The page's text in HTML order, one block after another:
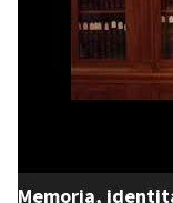
Memoria,